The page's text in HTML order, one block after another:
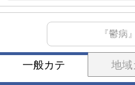
『鬱病
一般カテ 地域